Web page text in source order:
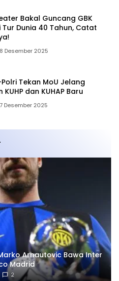
Bakal Guncang GBK
Dunia 40 Tahun, Catat
Desember 2025
Tekan MoU Jelang
dan KUHAP Baru
Desember 2025
Arnautovic Bawa Inter
Madrid
2